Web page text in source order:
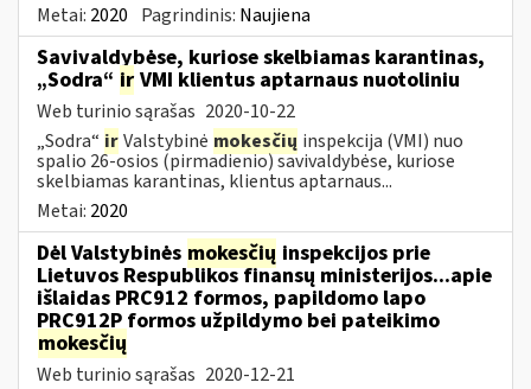
Metai: 2020 Pagrindinis: Naujiena
Savivaldybėse, kuriose skelbiamas karantinas,
„Sodra“ ir VMI klientus aptarnaus nuotoliniu
Web turinio sąrašas 2020-10-22
„Sodra“ irValstybinė mokesčių inspekcija (VMI) nuo
spalio 26-osios (pirmadienio) savivaldybėse, kuriose
skelbiamas karantinas, klientus aptarnaus...
Metai: 2020
Dėl Valstybinės mokesčių inspekcijos prie
Lietuvos Respublikos finansų ministerijos...apie
išlaidas PRC912 formos, papildomo lapo
PRC912P formos užpildymo bei pateikimo
mokesčių
Web turinio sąrašas 2020-12-21